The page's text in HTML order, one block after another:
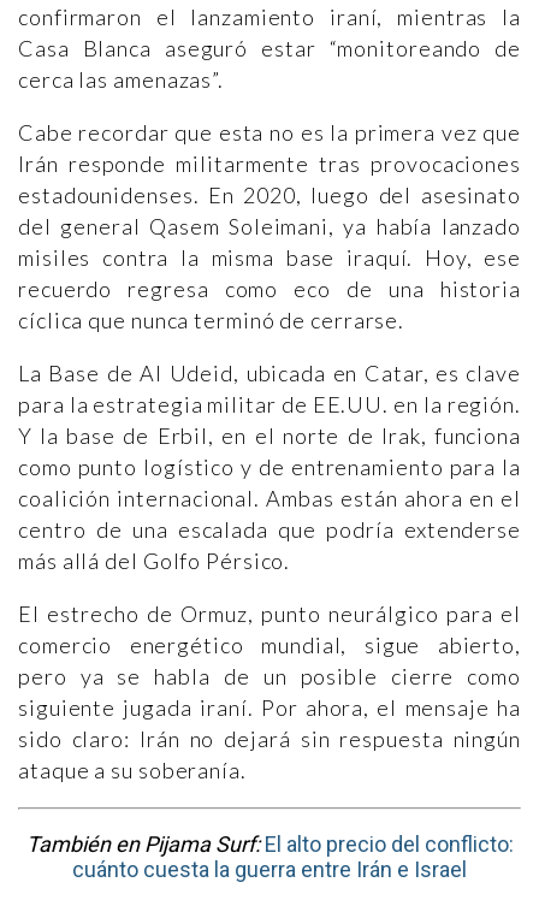
confirmaron el lanzamiento iraní, mientras la
Casa Blanca aseguró estar “monitoreando de
cerca las amenazas”.
Cabe recordar que esta no es la primera vez que
Irán responde militarmente tras provocaciones
estadounidenses. En 2020, luego del asesinato
del general Qasem Soleimani, ya había lanzado
misiles contra la misma base iraquí. Hoy, ese
recuerdo regresa como eco de una historia
cíclica que nunca terminó de cerrarse.
La Base de Al Udeid, ubicada en Catar, es clave
para la estrategia militar de EE.UU. en la región.
Y la base de Erbil, en el norte de Irak, funciona
como punto logístico y de entrenamiento para la
coalición internacional. Ambas están ahora en el
centro de una escalada que podría extenderse
más allá del Golfo Pérsico.
El estrecho de Ormuz, punto neurálgico para el
comercio energético mundial, sigue abierto,
pero ya se habla de un posible cierre como
siguiente jugada iraní. Por ahora, el mensaje ha
sido claro: Irán no dejará sin respuesta ningún
ataque a su soberanía.
También en Pijama Surf:El alto precio del conflicto:
cuánto cuesta la guerra entre Irán e Israel